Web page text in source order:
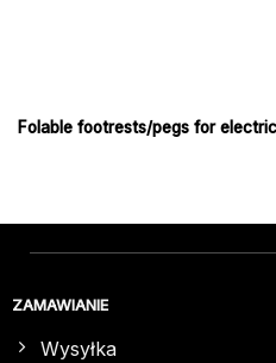
Folable footrests/pegs for
ZAMAWIANIE
Wysyłka